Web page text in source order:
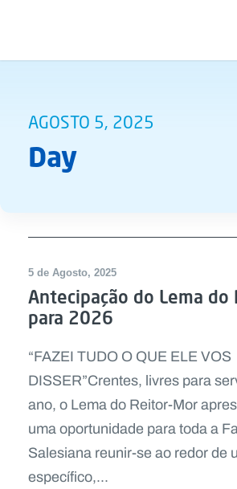
AGOSTO 5, 2025
Day
5 de Agosto, 2025
Antecipação do Lema do
para 2026
“FAZEI TUDO O QUE ELE VOS
DISSER”Crentes, livres para
ano, o Lema do Reitor-Mor
uma oportunidade para toda a
Salesiana reunir-se ao redor de
específico,...